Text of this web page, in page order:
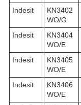
Indesit
KN3402
WO/G
Indesit
KN3404
WO/E
Indesit
KN3405
WO/E
Indesit
KN3406
WO/E